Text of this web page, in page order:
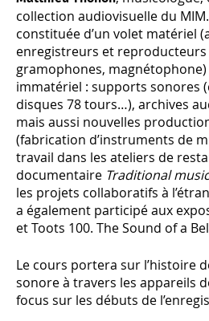
collection audiovisuelle du
constituée d’un volet matériel
enregistreurs et
gramophones, magnétophone)
immatériel : supports sonores
disques 78 tours…), archives
mais aussi nouvelles
(fabrication d’instruments de
travail dans les ateliers de
documentaire Traditional
les projets collaboratifs à
a également participé aux
et Toots 100. The Sound of a
Le cours portera sur l’histoire
sonore à travers les appareils
focus sur les débuts de